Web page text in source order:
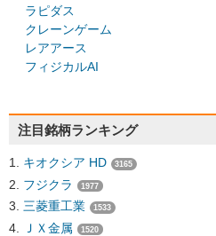
ラピダス
クレーンゲーム
レアアース
フィジカルAI
注目銘柄ランキング
キオクシア HD 3165
フジクラ 1977
三菱重工業 1533
ＪＸ金属 1520